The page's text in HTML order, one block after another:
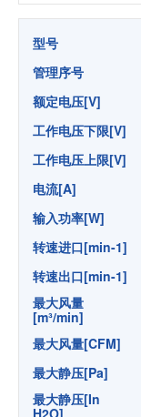
型号
管理序号
额定电压[V]
工作电压下限[V]
工作电压上限[V]
电流[A]
输入功率[W]
转速进口[min-1]
转速出口[min-1]
最大风量
[m³/min]
最大风量[CFM]
最大静压[Pa]
最大静压[In
H2O]